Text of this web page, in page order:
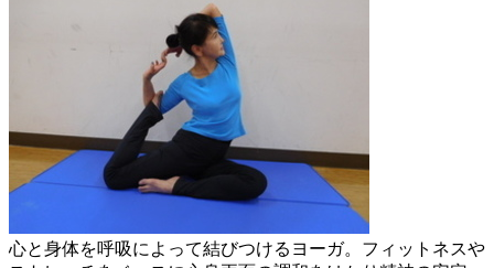
心と身体を呼吸によって結びつけるヨーガ。フィットネスや